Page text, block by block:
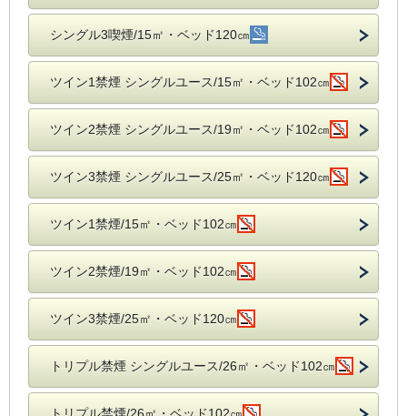
シングル3喫煙/15㎡・ベッド120㎝
ツイン1禁煙 シングルユース/15㎡・ベッド102㎝
ツイン2禁煙 シングルユース/19㎡・ベッド102㎝
ツイン3禁煙 シングルユース/25㎡・ベッド120㎝
ツイン1禁煙/15㎡・ベッド102㎝
ツイン2禁煙/19㎡・ベッド102㎝
ツイン3禁煙/25㎡・ベッド120㎝
トリプル禁煙 シングルユース/26㎡・ベッド102㎝